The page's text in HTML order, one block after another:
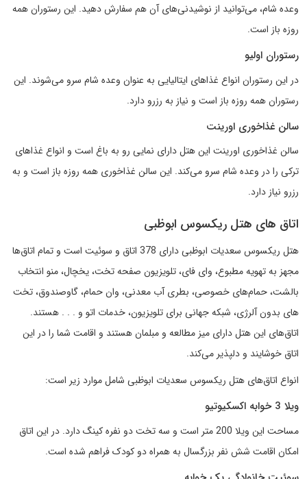
وعده شام، می‌توانید از نوشیدنی‌های آن هم سفارش دهید. این رستوران همه
روزه باز است.
رستوران اولیو
در این رستوران انواع غذاهای ایتالیایی به عنوان وعده شام سرو می‌شوند. این
رستوران همه روزه باز است و نیاز به رزرو دارد.
سالن غذاخوری اورینت
سالن غذاخوری اورینت این هتل دارای نمایی رو به باغ است و انواع غذاهای
ترکی را در وعده شام سرو می‌کند. این سالن غذاخوری همه روزه باز است و به
رزرو نیاز دارد.
اتاق های هتل ریکسوس ابوظبی
هتل ریکسوس سعدیات ابوظبی دارای 378 اتاق و سوئیت است و تمام اتاق‌ها
مجهز به تهویه مطبوع، وای فای، تلویزیون صفحه تخت، یخچال، منو انتخاب
بالشت، حمام‌های خصوصی، بطری آب معدنی، وان حمام، گاوصندوق، تخت
های بدون آلرژی، شبکه جهانی برای تلویزیون، خدمات اتو و . . . هستند.
اتاق‌های این هتل دارای میز مطالعه و مبلمان هستند و اقامت شما را در این
اتاق خوشایند و دلپذیر می‌کند.
انواع اتاق‌های هتل ریکسوس سعدیات ابوظبی شامل موارد زیر است:
ویلا 3 خوابه اکسکیوتیو
مساحت این ویلا 200 متر است و سه تخت دو نفره کینگ دارد. در این اتاق
امکان اقامت شش نفر بزرگسال به همراه دو کودک فراهم شده است.